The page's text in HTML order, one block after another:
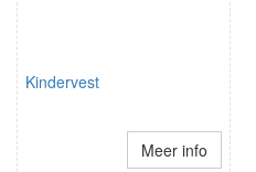
Kindervest
Meer info